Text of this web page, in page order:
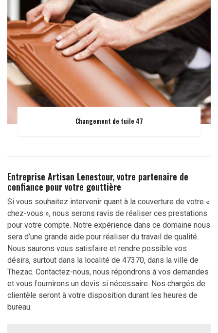
Changement de tuile 47
Entreprise Artisan Lenestour, votre partenaire de
confiance pour votre gouttière
Si vous souhaitez intervenir quant à la couverture de votre «
chez-vous », nous serons ravis de réaliser ces prestations
pour votre compte. Notre expérience dans ce domaine nous
sera d’une grande aide pour réaliser du travail de qualité.
Nous saurons vous satisfaire et rendre possible vos
désirs, surtout dans la localité de 47370, dans la ville de
Thezac. Contactez-nous, nous répondrons à vos demandes
et vous fournirons un devis si nécessaire. Nos chargés de
clientèle seront à votre disposition durant les heures de
bureau.